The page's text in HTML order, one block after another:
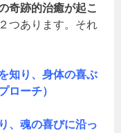
奇跡的治癒が起こ
つあります。それ
知り、身体の喜ぶ
ローチ）
、魂の喜びに沿っ